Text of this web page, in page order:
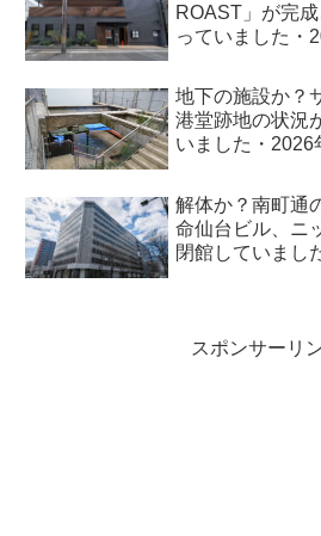
ROAST」が完
っていました・
地下の施設か？
港堂跡地の状況
いました・2026
解体か？南町通
命仙台ビル、ニ
閉館していまし
スポンサーリ